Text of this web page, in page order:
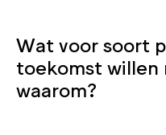
Wat voor soort
toekomst willen
waarom?